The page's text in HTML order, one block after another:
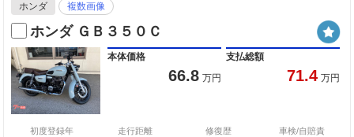
ホンダ 複数画像
ホンダ ＧＢ３５０Ｃ
本体価格
66.8 万円
支払総額
71.4 万円
初度登録年
走行距離
修復歴
車検/自賠責